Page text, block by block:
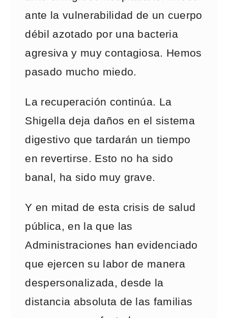
ante la vulnerabilidad de un cuerpo
débil azotado por una bacteria
agresiva y muy contagiosa. Hemos
pasado mucho miedo.
La recuperación continúa. La
Shigella deja daños en el sistema
digestivo que tardarán un tiempo
en revertirse. Esto no ha sido
banal, ha sido muy grave.
Y en mitad de esta crisis de salud
pública, en la que las
Administraciones han evidenciado
que ejercen su labor de manera
despersonalizada, desde la
distancia absoluta de las familias